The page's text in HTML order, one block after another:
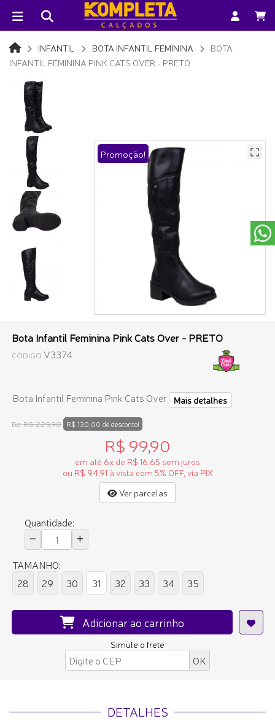
INFANTIL BOTA INFANTIL FEMININA
BOTA
INFANTIL FEMININA PINK CATS OVER - PRETO
Promoção!
Bota Infantil Feminina Pink Cats Over - PRETO
CÓDIGO V3374
Bota Infantil Feminina Pink Cats Over Mais detalhes
De:R$ 229,90 R$ 130,00 de desconto!
R$ 99,90
em até 6x de R$ 16,65 sem juros
ou R$ 94,91 à vista com 5% OFF, via PIX
Ver parcelas
Quantidade:
TAMANHO:
28
29 30 31 32 33 34 35
Adicionar ao carrinho
Simule o frete
DETALHES